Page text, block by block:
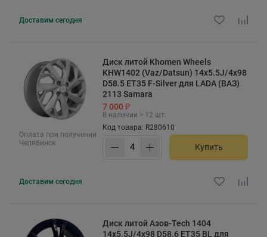
Доставим сегодня
Оплата при получении
Челябинск
Диск литой Khomen Wheels
KHW1402 (Vaz/Datsun) 14x5.5J/4x98
D58.5 ET35 F-Silver для LADA (ВАЗ)
2113 Samara
7 000 ₽
В наличии > 12 шт.
Код товара: R280610
Купить
Доставим сегодня
Диск литой Азов-Tech 1404
14x5.5J/4x98 D58.6 ET35 BL для